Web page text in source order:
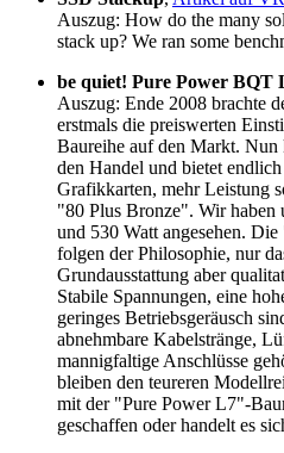
Auszug: How do the many
stack up? We ran some
be quiet! Pure Power BQT
Auszug: Ende 2008 brachte
erstmals die preiswerten
Baureihe auf den Markt.
den Handel und bietet
Grafikkarten, mehr Leistung
"80 Plus Bronze". Wir haben
und 530 Watt angesehen.
folgen der Philosophie, nur
Grundausstattung aber
Stabile Spannungen, eine
geringes Betriebsgeräusch
abnehmbare Kabelstränge,
mannigfaltige Anschlüsse
bleiben den teureren
mit der "Pure Power L7"-
geschaffen oder handelt es